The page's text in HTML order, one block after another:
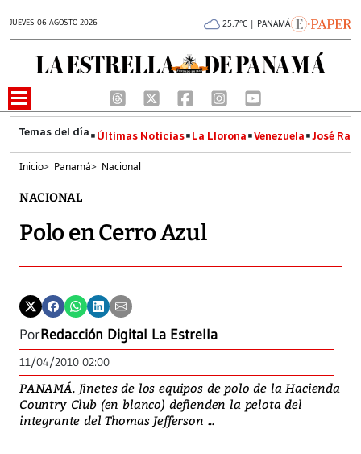
JUEVES 06 AGOSTO 2026 25.7°C | PANAMÁ
Últimas Noticias La Llorona Venezuela José
Inicio> Panamá> Nacional
NACIONAL
Polo en Cerro Azul
PorRedacción Digital La Estrella
11/04/2010 02:00
PANAMÁ. Jinetes de los equipos de polo de la Hacienda
Country Club (en blanco) defienden la pelota del
integrante del Thomas Jefferson ...